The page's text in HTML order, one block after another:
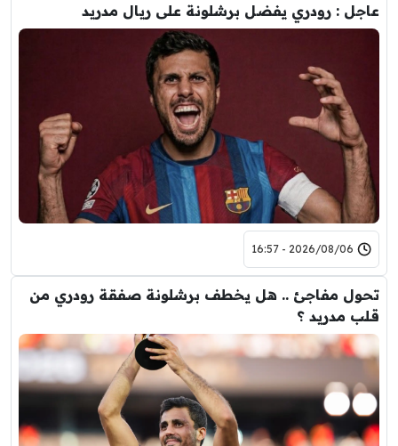
عاجل : رودري يفضل برشلونة على ريال مدريد
2026/08/06 - 16:57
تحول مفاجئ .. هل يخطف برشلونة صفقة رودري من
قلب مدريد ؟